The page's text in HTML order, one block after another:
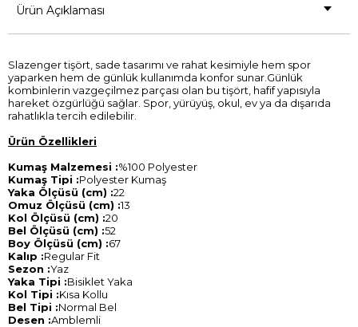
Ürün Açıklaması
Slazenger tişört, sade tasarımı ve rahat kesimiyle hem spor
yaparken hem de günlük kullanımda konfor sunar.Günlük
kombinlerin vazgeçilmez parçası olan bu tişört, hafif yapısıyla
hareket özgürlüğü sağlar. Spor, yürüyüş, okul, ev ya da dışarıda
rahatlıkla tercih edilebilir.
Ürün Özellikleri
Kumaş Malzemesi :%100 Polyester
Kumaş Tipi :Polyester Kumaş
Yaka Ölçüsü (cm) :22
Omuz Ölçüsü (cm) :13
Kol Ölçüsü (cm) :20
Bel Ölçüsü (cm) :52
Boy Ölçüsü (cm) :67
Kalıp :Regular Fit
Sezon :Yaz
Yaka Tipi :Bisiklet Yaka
Kol Tipi :Kısa Kollu
Bel Tipi :Normal Bel
Desen :Amblemli